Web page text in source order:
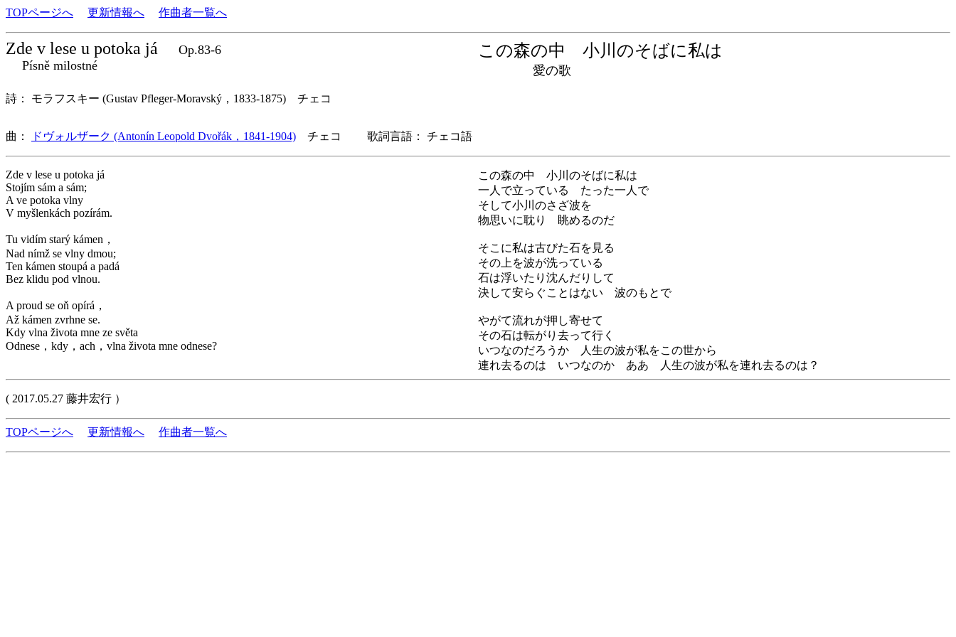
TOPページへ 更新情報へ 作曲者一覧へ
Zde v lese u potoka já
Op.83-6
Písně milostné
この森の中 小川のそばに私は
愛の歌
詩： モラフスキー (Gustav Pfleger-Moravský，1833-1875) チェコ
曲： ドヴォルザーク (Antonín Leopold Dvořák，1841-1904) チェコ 歌詞言語： チェコ語
Zde v lese u potoka já
Stojím sám a sám;
A ve potoka vlny
V myšlenkách pozírám.
Tu vidím starý kámen，
Nad nímž se vlny dmou;
Ten kámen stoupá a padá
Bez klidu pod vlnou.
A proud se oň opírá，
Až kámen zvrhne se.
Kdy vlna života mne ze světa
Odnese，kdy，ach，vlna života mne odnese?
この森の中 小川のそばに私は
一人で立っている たった一人で
そして小川のさざ波を
物思いに耽り 眺めるのだ
そこに私は古びた石を見る
その上を波が洗っている
石は浮いたり沈んだりして
決して安らぐことはない 波のもとで
やがて流れが押し寄せて
その石は転がり去って行く
いつなのだろうか 人生の波が私をこの世から
連れ去るのは いつなのか ああ 人生の波が私を連れ去るのは？
( 2017.05.27 藤井宏行 ）
TOPページへ 更新情報へ 作曲者一覧へ